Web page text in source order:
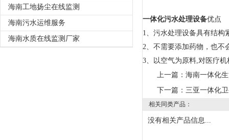
海南工地扬尘在线监测
海南污水运维服务
海南水质在线监测厂家
一体化污水处理设备优点
1、污水处理设备具有结构
2、不需要添加药物，也不
3、以空气为原料,对医疗
上一篇： 海南一体化
下一篇： 三亚一体化
相关同类产品：
没有相关产品信息...